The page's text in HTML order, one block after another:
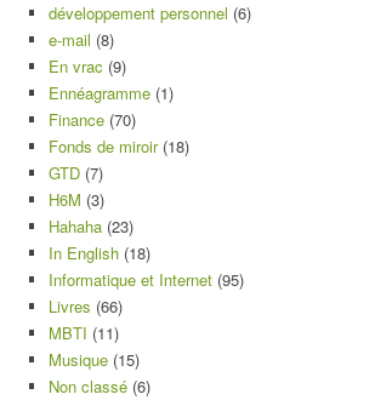
développement personnel (6)
e-mail (8)
En vrac (9)
Ennéagramme (1)
Finance (70)
Fonds de miroir(18)
GTD (7)
H6M (3)
Hahaha (23)
In English (18)
Informatique et Internet (95)
Livres (66)
MBTI (11)
Musique (15)
Non classé (6)